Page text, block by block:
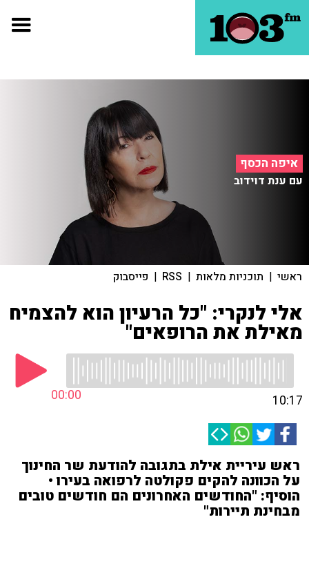
איפה הכסף
עם ענת דוידוב
ראשי | תוכניות מלאות |
RSS
| פייסבוק
אלי לנקרי: "כל הרעיון הוא להצמיח
מאילת את הרופאים"
00:00 10:17
ראש עיריית אילת בתגובה להודעת שר החינוך
על הכוונה להקים פקולטה לרפואה בעירו •
הוסיף: "החודשים האחרונים הם חודשים טובים
מבחינת תיירות"